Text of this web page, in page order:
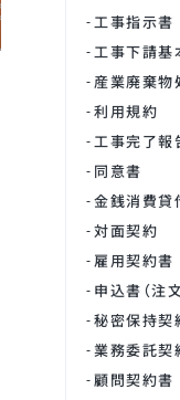
工事指示書
工事下請基
産業廃棄物
利用規約
工事完了報
同意書
金銭消費貸
対面契約
雇用契約書
申込書（注
秘密保持契
業務委託契
顧問契約書